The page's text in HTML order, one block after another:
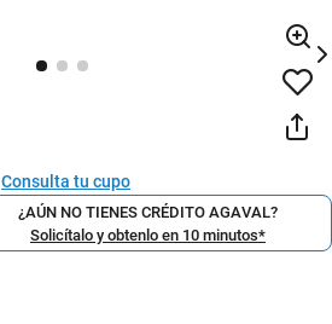
Consulta tu cupo
¿AÚN NO TIENES CRÉDITO AGAVAL?
Solicítalo y obtenlo en 10 minutos*